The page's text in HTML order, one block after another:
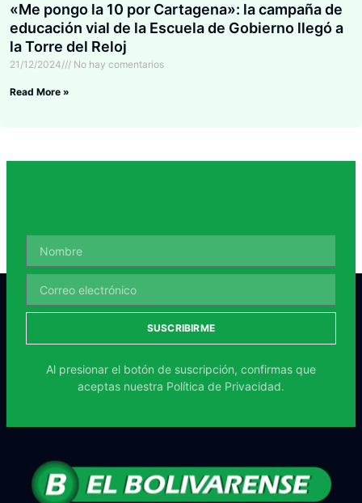
«Me pongo la 10 por Cartagena»: la campaña de
educación vial de la Escuela de Gobierno llegó a
la Torre del Reloj
21/12/2024 No hay comentarios
Read More »
SUSCRIBIRME
Al presionar el botón de suscripción, confirmas que
aceptas nuestra Política de Privacidad.